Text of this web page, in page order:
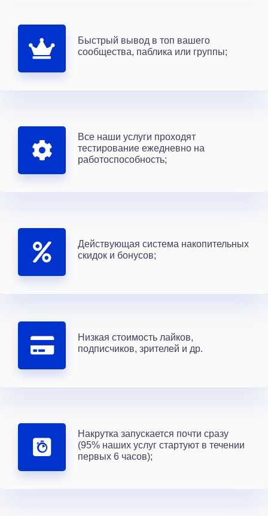
Быстрый вывод в топ вашего
сообщества, паблика или группы;
Все наши услуги проходят
тестирование ежедневно на
работоспособность;
Действующая система накопительных
скидок и бонусов;
Низкая стоимость лайков,
подписчиков, зрителей и др.
Накрутка запускается почти сразу
(95% наших услуг стартуют в течении
первых 6 часов);